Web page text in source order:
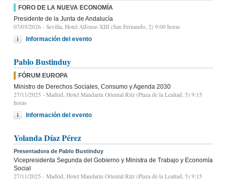
FORO DE LA NUEVA ECONOMÍA
Presidente de la Junta de Andalucía
07/05/2026 - Sevilla, Hotel Alfonso XIII (San Fernando, 2) 9:00 horas
Información del evento
Pablo Bustinduy
FÓRUM EUROPA
Ministro de Derechos Sociales, Consumo y Agenda 2030
27/11/2025 - Madrid, Hotel Mandarin Oriental Ritz (Plaza de la Lealtad, 5) 9:15
horas
Información del evento
Yolanda Díaz Pérez
Presentadora de Pablo Bustinduy
Vicepresidenta Segunda del Gobierno y Ministra de Trabajo y Economía
Social
27/11/2025 - Madrid, Hotel Mandarin Oriental Ritz (Plaza de la Lealtad, 5) 9:15